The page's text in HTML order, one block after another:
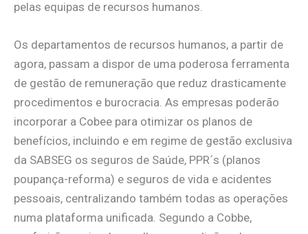
pelas equipas de recursos humanos.
Os departamentos de recursos humanos, a partir de
agora, passam a dispor de uma poderosa ferramenta
de gestão de remuneração que reduz drasticamente
procedimentos e burocracia. As empresas poderão
incorporar a Cobee para otimizar os planos de
benefícios, incluindo e em regime de gestão exclusiva
da SABSEG os seguros de Saúde, PPR´s (planos
poupança-reforma) e seguros de vida e acidentes
pessoais, centralizando também todas as operações
numa plataforma unificada. Segundo a Cobbe,